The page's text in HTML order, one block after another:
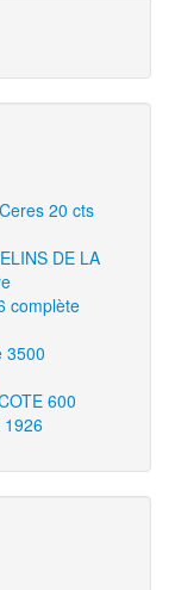
20 cts
DE LA
complète
3500
600
1926